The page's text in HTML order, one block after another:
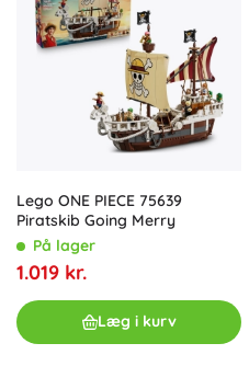
Lego ONE PIECE 75639
Piratskib Going Merry
På lager
1.019 kr.
Læg i kurv